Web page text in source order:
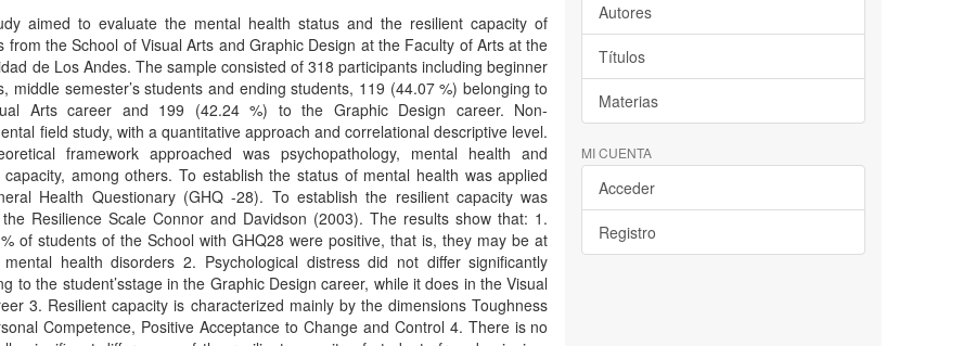
aimed to evaluate the mental health status and the resilient capacity of
from the School of Visual Arts and Graphic Design at the Faculty of Arts at the
de Los Andes. The sample consisted of 318 participants including beginner
middle semester’s students and ending students, 119 (44.07 %) belonging to
Arts career and 199 (42.24 %) to the Graphic Design career. Non-
field study, with a quantitative approach and correlational descriptive level.
framework approached was psychopathology, mental health and
capacity, among others. To establish the status of mental health was applied
Health Questionary (GHQ -28). To establish the resilient capacity was
Resilience Scale Connor and Davidson (2003). The results show that: 1.
of students of the School with GHQ28 were positive, that is, they may be at
health disorders 2. Psychological distress did not differ significantly
to the student’sstage in the Graphic Design career, while it does in the Visual
3. Resilient capacity is characterized mainly by the dimensions Toughness
Competence, Positive Acceptance to Change and Control 4. There is no
Autores
Títulos
Materias
MI CUENTA
Acceder
Registro